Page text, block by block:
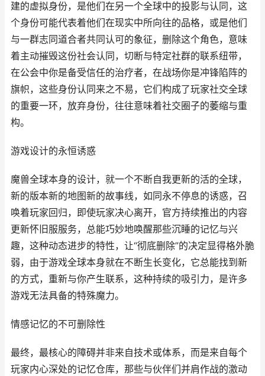
建的虚拟身份，是他们在另一个全球中的投影与认同，这
个身份可能代表着他们在现实中所向往的品格，或是他们
与一群志同道合者共同认可的象征，删除这个角色，意味
着主动摧毁这份社会认同，切断与特定社群的联系纽带，
在公会中你是备受信任的治疗者，在战场你是冲锋陷阵的
旗帜，这些身份认同来之不易，它们构成了玩家社交全球
的重要一环，放弃身份，往往意味着社交圈子的萎缩与重
构。
游戏设计的永恒诱惑
魔兽全球本身的设计，就一个不断自我更新的活的全球，
新的版本新的地图新的故事线，如同永不停息的诱惑，召
唤着玩家回归，即使玩家决心离开，官方持续推出的内容
更新怀旧服服务，总能巧妙地唤醒那些沉睡的记忆与兴
趣，这种动态进步的特性，让“彻底删除”的决定显得格外脆
弱，由于游戏全球本身就在不断生长变化，它总能找到新
的方式，重新与你产生联系，这种持续的吸引力，是许多
游戏无法具备的特殊魔力。
情感记忆的不可删除性
最终，最核心的障碍并非来自技术或体系，而是来自每个
玩家内心深处的记忆仓库，那些与伙伴们并肩作战的激动